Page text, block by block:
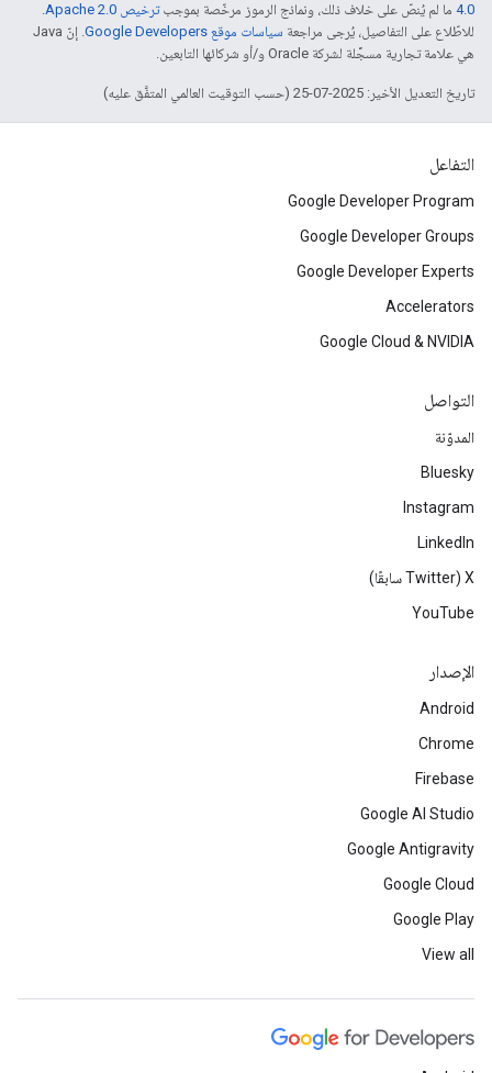
4.0‏ ما لم يُنصّ على خلاف ذلك، ونماذج الرموز مرخّصة بموجبترخيص Apache 2.0‏
.
للاطّلاع على التفاصيل، يُرجى مراجعة سياسات موقع Google Developers‏
. إنّ Java
هي علامة تجارية مسجَّلة لشركة Oracle و/أو شركائها التابعين.
تاريخ التعديل الأخير: 2025-07-25 (حسب التوقيت العالمي المتفَّق عليه)
التفاعل
Google Developer Program
Google Developer Groups
Google Developer Experts
Accelerators
Google Cloud & NVIDIA
التواصل
المدوّنة
Bluesky
Instagram
LinkedIn
‫X ‏(Twitter سابقًا)
YouTube
الإصدار
Android
Chrome
Firebase
Google AI Studio
Google Antigravity
Google Cloud
Google Play
View all